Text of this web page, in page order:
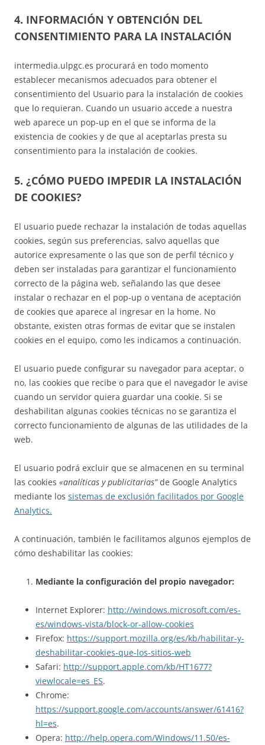
4. INFORMACIÓN Y OBTENCIÓN DEL
CONSENTIMIENTO PARA LA INSTALACIÓN
intermedia.ulpgc.es procurará en todo momento
establecer mecanismos adecuados para obtener el
consentimiento del Usuario para la instalación de cookies
que lo requieran. Cuando un usuario accede a nuestra
web aparece un pop-up en el que se informa de la
existencia de cookies y de que al aceptarlas presta su
consentimiento para la instalación de cookies.
5. ¿CÓMO PUEDO IMPEDIR LA INSTALACIÓN
DE COOKIES?
El usuario puede rechazar la instalación de todas aquellas
cookies, según sus preferencias, salvo aquellas que
autorice expresamente o las que son de perfil técnico y
deben ser instaladas para garantizar el funcionamiento
correcto de la página web, señalando las que desee
instalar o rechazar en el pop-up o ventana de aceptación
de cookies que aparece al ingresar en la home. No
obstante, existen otras formas de evitar que se instalen
cookies en el equipo, como les indicamos a continuación.
El usuario puede configurar su navegador para aceptar, o
no, las cookies que recibe o para que el navegador le avise
cuando un servidor quiera guardar una cookie. Si se
deshabilitan algunas cookies técnicas no se garantiza el
correcto funcionamiento de algunas de las utilidades de la
web.
El usuario podrá excluir que se almacenen en su terminal
las cookies «analíticas y publicitarias”de Google Analytics
mediante los sistemas de exclusión facilitados por Google
Analytics.
A continuación, también le facilitamos algunos ejemplos de
cómo deshabilitar las cookies:
Mediante la configuración del propio navegador:
Internet Explorer: http://windows.microsoft.com/es-
es/windows-vista/block-or-allow-cookies
Firefox: https://support.mozilla.org/es/kb/habilitar-y-
deshabilitar-cookies-que-los-sitios-web
Safari: http://support.apple.com/kb/HT1677?
viewlocale=es_ES.
Chrome:
https://support.google.com/accounts/answer/61416?
hl=es.
Opera: http://help.opera.com/Windows/11.50/es-